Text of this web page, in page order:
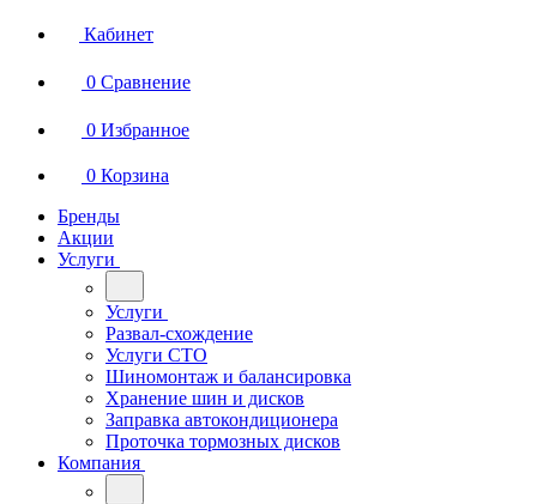
Кабинет
0 Сравнение
0 Избранное
0 Корзина
Бренды
Акции
Услуги
Услуги
Развал-схождение
Услуги СТО
Шиномонтаж и балансировка
Хранение шин и дисков
Заправка автокондиционера
Проточка тормозных дисков
Компания